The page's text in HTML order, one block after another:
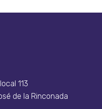
113
de la Rinconada